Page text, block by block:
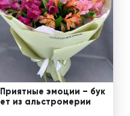
Приятные эмоции – бук
ет из альстромерии